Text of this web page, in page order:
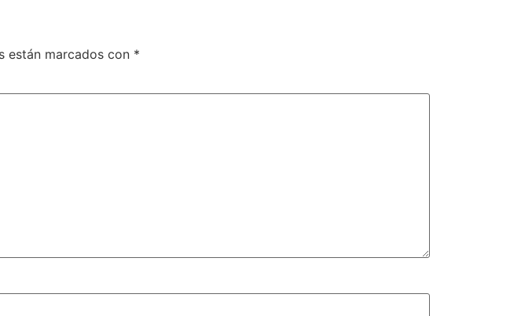
están marcados con *